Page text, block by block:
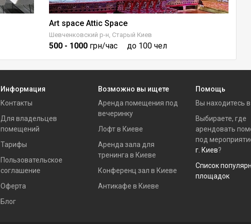
Art space Attic Space
Шевченковский р-н, Старый Киев
500 - 1000 грн/час до 100 чел
Информация
Контакты
Для владельцев
помещений
Тарифы
Пользовательское
соглашение
Оферта
Блог
Возможно вы ищете
Аренда помещения под
вечеринку
Лофт в Киеве
Аренда зала для
тренинга в Киеве
Конференц зал в Киеве
Антикафе в Киеве
Помощь
Вы находитесь в
Выбираете, где
арендовать
под
г. Киев?
Список
площадок